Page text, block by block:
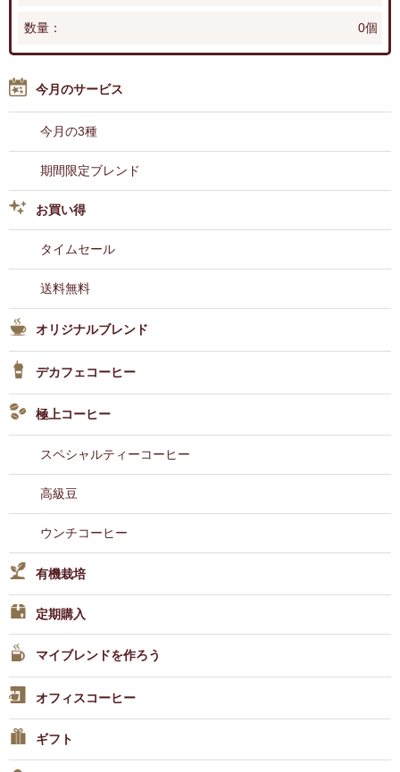
数量： 0個
今月のサービス
今月の3種
期間限定ブレンド
お買い得
タイムセール
送料無料
オリジナルブレンド
デカフェコーヒー
極上コーヒー
スペシャルティーコーヒー
高級豆
ウンチコーヒー
有機栽培
定期購入
マイブレンドを作ろう
オフィスコーヒー
ギフト